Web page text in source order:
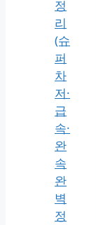
정
리
(슈
퍼
차
저·
급
속·
완
속
완
벽
정